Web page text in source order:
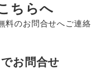
ちらへ
料のお問合せへご連絡
お問合せ